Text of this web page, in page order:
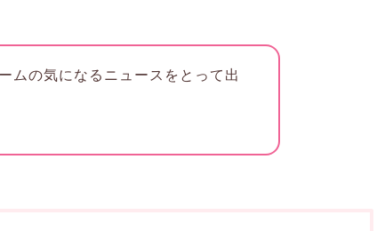
ムの気になるニュースをとって出